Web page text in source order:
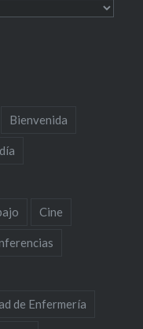
Bienvenida
Cine
de Enfermería